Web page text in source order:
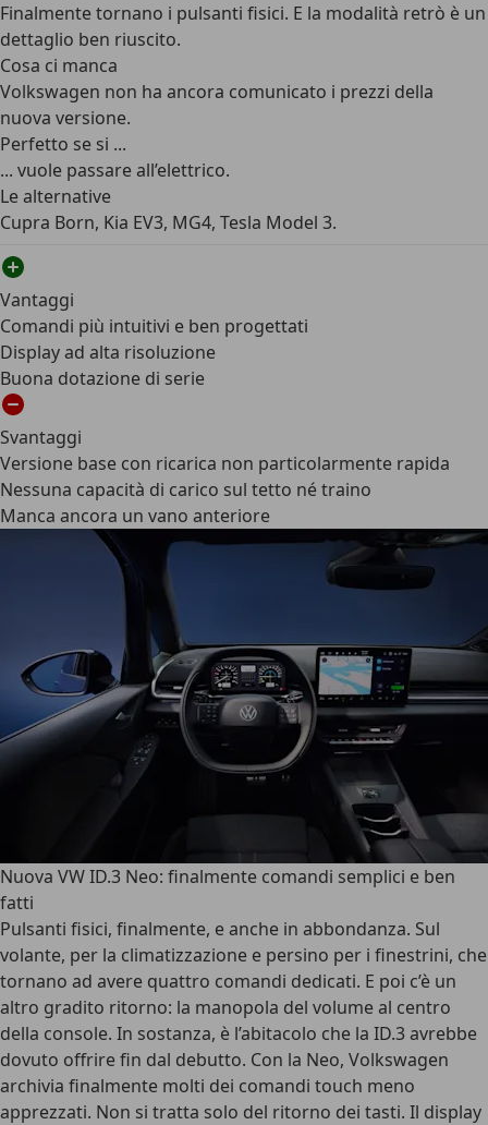
Finalmente tornano i pulsanti fisici. E la modalità retrò è un
dettaglio ben riuscito.
Cosa ci manca
Volkswagen non ha ancora comunicato i prezzi della
nuova versione.
Perfetto se si ...
... vuole passare all’elettrico.
Le alternative
Cupra Born, Kia EV3, MG4, Tesla Model 3.
Vantaggi
Comandi più intuitivi e ben progettati
Display ad alta risoluzione
Buona dotazione di serie
Svantaggi
Versione base con ricarica non particolarmente rapida
Nessuna capacità di carico sul tetto né traino
Manca ancora un vano anteriore
Nuova VW ID.3 Neo: finalmente comandi semplici e ben
fatti
Pulsanti fisici, finalmente, e anche in abbondanza. Sul
volante, per la climatizzazione e persino per i finestrini, che
tornano ad avere quattro comandi dedicati. E poi c’è un
altro gradito ritorno: la manopola del volume al centro
della console. In sostanza, è l’abitacolo che la ID.3 avrebbe
dovuto offrire fin dal debutto. Con la Neo, Volkswagen
archivia finalmente molti dei comandi touch meno
apprezzati. Non si tratta solo del ritorno dei tasti. Il display